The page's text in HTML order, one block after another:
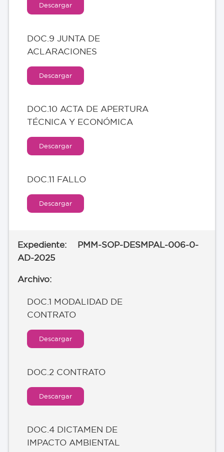
Descargar
DOC.9 JUNTA DE
ACLARACIONES
Descargar
DOC.10 ACTA DE APERTURA
TÉCNICA Y ECONÓMICA
Descargar
DOC.11 FALLO
Descargar
PMM-SOP-DESMPAL-006-0-
AD-2025
DOC.1 MODALIDAD DE
CONTRATO
Descargar
DOC.2 CONTRATO
Descargar
DOC.4 DICTAMEN DE
IMPACTO AMBIENTAL